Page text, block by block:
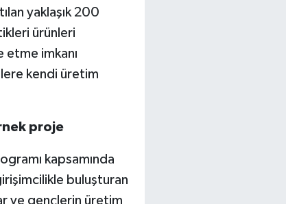
yaklaşık 200
ürünleri
etme imkanı
kendi üretim
proje
kapsamında
buluşturan
ve gençlerin üretim